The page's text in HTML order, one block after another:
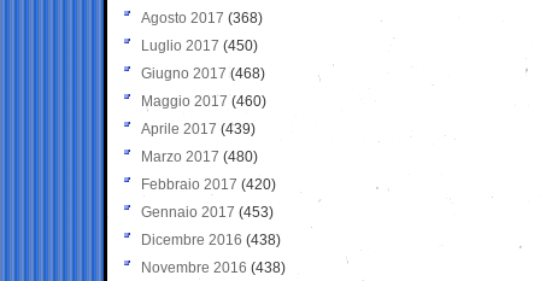
Agosto 2017 (368)
Luglio 2017 (450)
Giugno 2017 (468)
Maggio 2017 (460)
Aprile 2017 (439)
Marzo 2017 (480)
Febbraio 2017 (420)
Gennaio 2017 (453)
Dicembre 2016 (438)
Novembre 2016 (438)